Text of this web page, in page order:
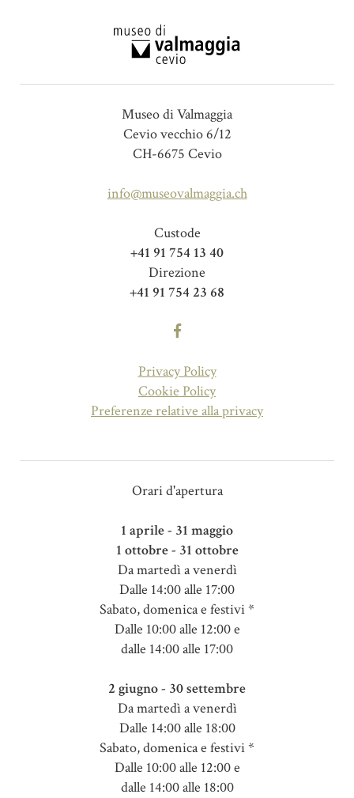
Museo di Valmaggia
Cevio vecchio 6/12
CH-6675 Cevio
info@museovalmaggia.ch
Custode
+41 91 754 13 40
Direzione
+41 91 754 23 68
Privacy Policy
Cookie Policy
Preferenze relative alla privacy
Orari d'apertura
1 aprile - 31 maggio
1 ottobre - 31 ottobre
Da martedì a venerdì
Dalle 14:00 alle 17:00
Sabato, domenica e festivi *
Dalle 10:00 alle 12:00 e
dalle 14:00 alle 17:00
2 giugno - 30 settembre
Da martedì a venerdì
Dalle 14:00 alle 18:00
Sabato, domenica e festivi *
Dalle 10:00 alle 12:00 e
dalle 14:00 alle 18:00